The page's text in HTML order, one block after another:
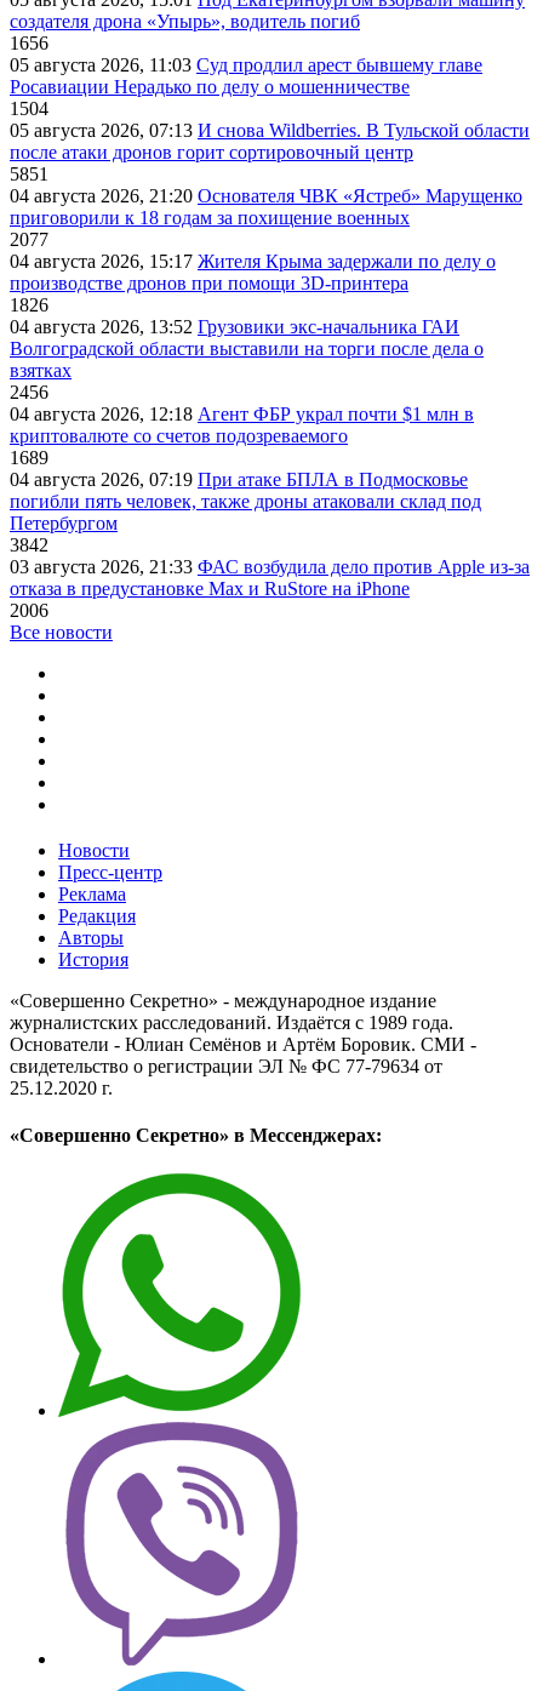
создателя дрона «Упырь», водитель погиб
1656
05 августа 2026, 11:03 Суд продлил арест бывшему главе
Росавиации Нерадько по делу о мошенничестве
1504
05 августа 2026, 07:13 И снова Wildberries. В Тульской области
после атаки дронов горит сортировочный центр
5851
04 августа 2026, 21:20 Основателя ЧВК «Ястреб» Марущенко
приговорили к 18 годам за похищение военных
2077
04 августа 2026, 15:17 Жителя Крыма задержали по делу о
производстве дронов при помощи 3D‑принтера
1826
04 августа 2026, 13:52 Грузовики экс-начальника ГАИ
Волгоградской области выставили на торги после дела о
взятках
2456
04 августа 2026, 12:18 Агент ФБР украл почти $1 млн в
криптовалюте со счетов подозреваемого
1689
04 августа 2026, 07:19 При атаке БПЛА в Подмосковье
погибли пять человек, также дроны атаковали склад под
Петербургом
3842
03 августа 2026, 21:33 ФАС возбудила дело против Apple из-за
отказа в предустановке Max и RuStore на iPhone
2006
Все новости
Новости
Пресс-центр
Реклама
Редакция
Авторы
История
«Совершенно Секретно» - международное издание
журналистских расследований. Издаётся с 1989 года.
Основатели - Юлиан Семёнов и Артём Боровик. CМИ -
свидетельство о регистрации ЭЛ № ФС 77-79634 от
25.12.2020 г.
«Совершенно Секретно» в Мессенджерах: